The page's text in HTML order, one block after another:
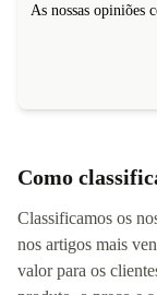
As nossas opiniões
Como
Classificamos os
nos artigos mais
valor para os